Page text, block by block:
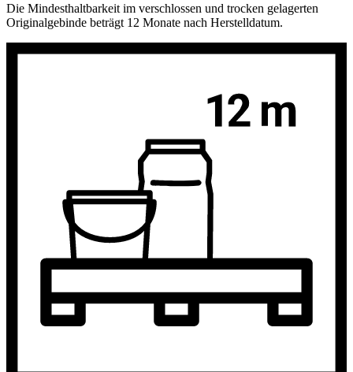
Die Mindesthaltbarkeit im verschlossen und trocken gelagerten
Originalgebinde beträgt 12 Monate nach Herstelldatum.